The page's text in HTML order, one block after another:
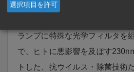
Care222とは、波長222nmをピ
ランプに特殊な光学フィルタを
で、ヒトに悪影響を及ぼす
トした、抗ウイルス・除菌技術だ
選択項目を許可